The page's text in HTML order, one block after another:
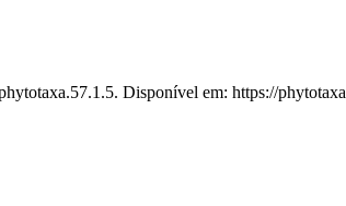
Disponível em: https://